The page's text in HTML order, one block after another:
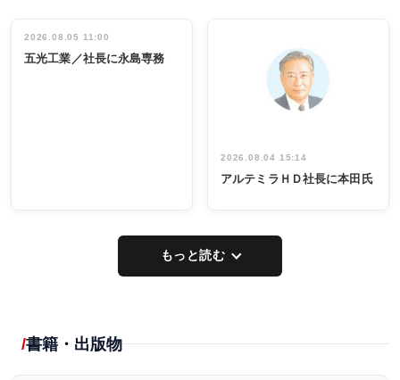
インタビュ
ー／社内ア
祝う 業界関
係者ら220人
出席
2026.08.05 11:00
五光工業／社長に永島専務
2026.08.04 15:14
アルテミラＨＤ社長に本田氏
もっと読む
書籍・出版物